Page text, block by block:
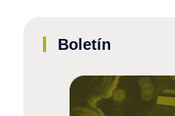
Boletín